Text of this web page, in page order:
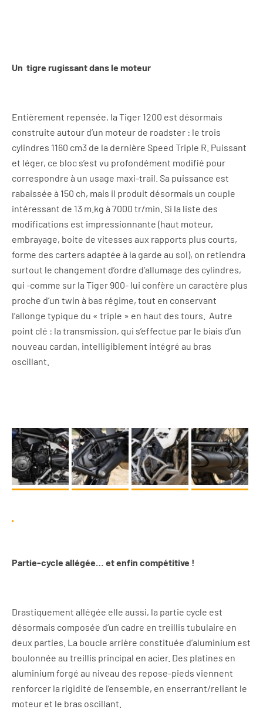
Un tigre rugissant dans le moteur
Entièrement repensée, la Tiger 1200 est désormais
construite autour d’un moteur de roadster : le trois
cylindres 1160 cm3 de la dernière Speed Triple R. Puissant
et léger, ce bloc s’est vu profondément modifié pour
correspondre à un usage maxi-trail. Sa puissance est
rabaissée à 150 ch, mais il produit désormais un couple
intéressant de 13 m.kg à 7000 tr/min. Si la liste des
modifications est impressionnante (haut moteur,
embrayage, boite de vitesses aux rapports plus courts,
forme des carters adaptée à la garde au sol), on retiendra
surtout le changement d’ordre d’allumage des cylindres,
qui -comme sur la Tiger 900- lui confère un caractère plus
proche d’un twin à bas régime, tout en conservant
l’allonge typique du « triple » en haut des tours.
Autre
point clé : la transmission, qui s’effectue par le biais d’un
nouveau cardan, intelligiblement intégré au bras
oscillant.
Partie-cycle allégée… et enfin compétitive !
Drastiquement allégée elle aussi, la partie cycle est
désormais composée d’un cadre en treillis tubulaire en
deux parties. La boucle arrière constituée d’aluminium est
boulonnée au treillis principal en acier. Des platines en
aluminium forgé au niveau des repose-pieds viennent
renforcer la rigidité de l’ensemble, en enserrant/reliant le
moteur et le bras oscillant.